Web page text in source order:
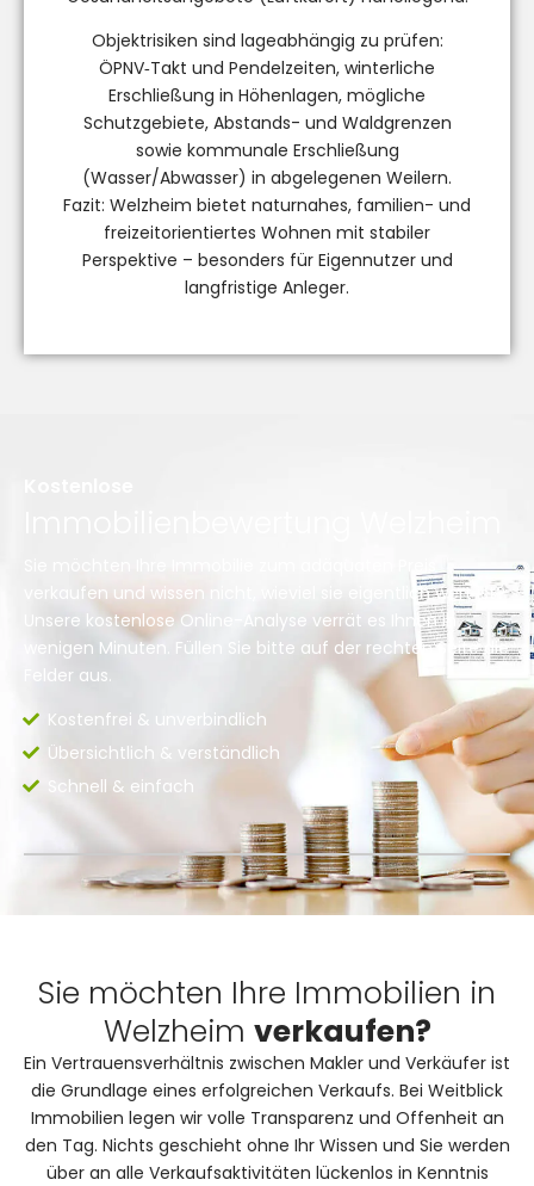
Objektrisiken sind lageabhängig zu prüfen:
ÖPNV‑Takt und Pendelzeiten, winterliche
Erschließung in Höhenlagen, mögliche
Schutzgebiete, Abstands- und Waldgrenzen
sowie kommunale Erschließung
(Wasser/Abwasser) in abgelegenen Weilern.
Fazit: Welzheim bietet naturnahes, familien- und
freizeitorientiertes Wohnen mit stabiler
Perspektive – besonders für Eigennutzer und
langfristige Anleger.
verkaufen und wissen nicht, wieviel sie eigentlich wert ist?
Unsere kostenlose Online-Analyse verrät es Ihnen in
wenigen Minuten. Füllen Sie bitte auf der rechten Seite die
Felder aus.
Kostenfrei & unverbindlich
Übersichtlich & verständlich
Schnell & einfach
Sie möchten Ihre Immobilien in
Welzheim verkaufen?
Ein Vertrauensverhältnis zwischen Makler und Verkäufer ist
die Grundlage eines erfolgreichen Verkaufs. Bei Weitblick
Immobilien legen wir volle Transparenz und Offenheit an
den Tag. Nichts geschieht ohne Ihr Wissen und Sie werden
über an alle Verkaufsaktivitäten lückenlos in Kenntnis